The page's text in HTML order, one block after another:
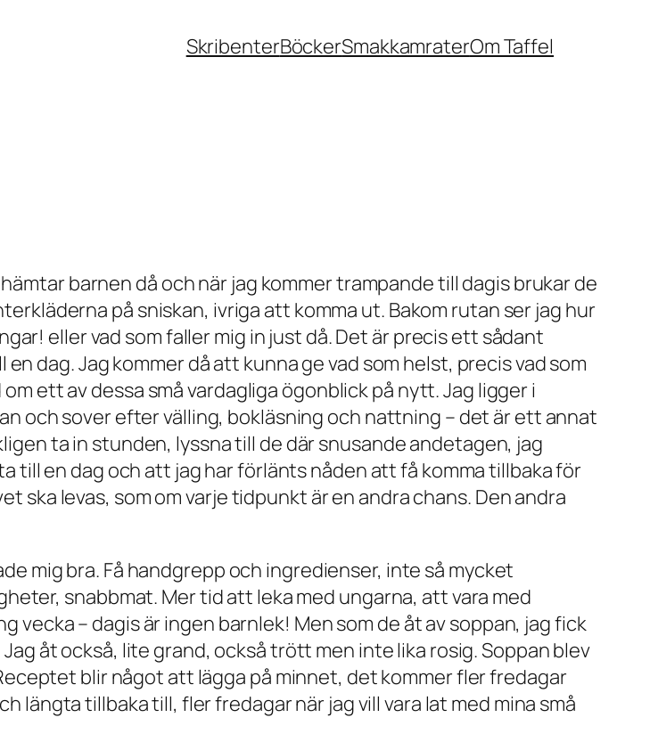
SkribenterBöckerSmakkamraterOm Taffel
barnen då och när jag kommer trampande till dagis brukar de
på sniskan, ivriga att komma ut. Bakom rutan ser jag hur
! eller vad som faller mig in just då. Det är precis ett sådant
dag. Jag kommer då att kunna ge vad som helst, precis vad som
ett av dessa små vardagliga ögonblick på nytt. Jag ligger i
och sover efter välling, bokläsning och nattning – det är ett annat
ta in stunden, lyssna till de där snusande andetagen, jag
till en dag och att jag har förlänts nåden att få komma tillbaka för
ska levas, som om varje tidpunkt är en andra chans. Den andra
mig bra. Få handgrepp och ingredienser, inte så mycket
snabbmat. Mer tid att leka med ungarna, att vara med
vecka – dagis är ingen barnlek! Men som de åt av soppan, jag fick
åt också, lite grand, också trött men inte lika rosig. Soppan blev
blir något att lägga på minnet, det kommer fler fredagar
längta tillbaka till, fler fredagar när jag vill vara lat med mina små